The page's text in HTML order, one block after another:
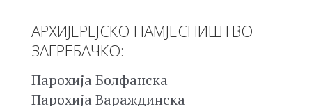
АРХИЈЕРЕЈСКО НАМЈЕСНИШТВО
ЗАГРЕБАЧКО:
Парохија Болфанска
Парохија Вараждинска